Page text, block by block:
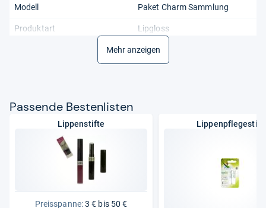
Modell Paket Charm Sammlung
Produktart Lipgloss
Essence The Rare Bears
Mehr anzeigen
Pas­sende Bes­ten­lis­ten
Lippenstifte
Preisspanne:3 € bis 50 €
Lippenpflegestift